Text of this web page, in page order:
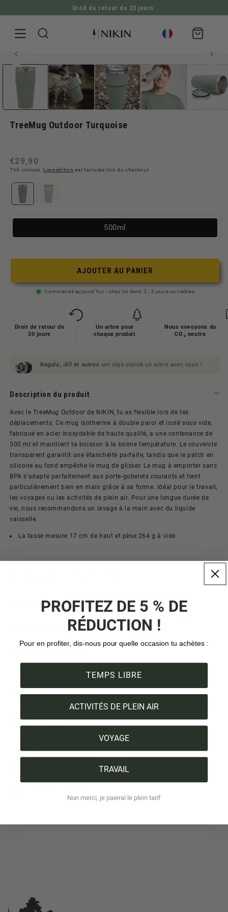
ALLER DIRECTEMENT AU CONTENU
Droit de retour de 20 jours
Panier
d'achat
ALLER À L'INFORMATION SUR LE PRODUIT
Meilleures ventes
Ouvrir
le
modal
TreeMug Outdoor Turquoise
Prix
normal
€29,90
TVA incluse. L'expédition est facturée lors du checkout
500ml
verfügbar
AJOUTER AU PANIER
Commandé aujourd'hui - chez toi dans 2 - 3 jours ouvrables
Droit de retour de
20 jours
Un arbre pour
chaque produit
Nous envoyons du
CO₂ neutre
Regula, Jill et autres ont déjà planté un arbre avec nous !
Description du produit
Avec le TreeMug Outdoor de NIKIN, tu es flexible lors de tes
déplacements. Ce mug isotherme à double paroi et isolé sous vide,
fabriqué en acier inoxydable de haute qualité, a une contenance de
500 ml et maintient ta boisson à la bonne température. Le couvercle
transparent garantit une étanchéité parfaite, tandis que le patch en
silicone au fond empêche le mug de glisser. Le mug à emporter sans
BPA s'adapte parfaitement aux porte-gobelets courants et tient
particulièrement bien en main grâce à sa forme. Idéal pour le travail,
les voyages ou les activités de plein air. Pour une longue durée de
vie, nous recommandons un lavage à la main avec du liquide
vaisselle.
La tasse mesure 17 cm de haut et pèse 264 g à vide.
Producteur & origine
Certificat d'arbre
Tous les points forts en un coup d'œil :
Acier (précieux)
PROFITEZ DE 5 % DE
RÉDUCTION !
Pour en profiter, dis-nous pour quelle occasion tu achètes :
TEMPS LIBRE
ACTIVITÉS DE PLEIN AIR
VOYAGE
TRAVAIL
Non merci, je paierai le plein tarif